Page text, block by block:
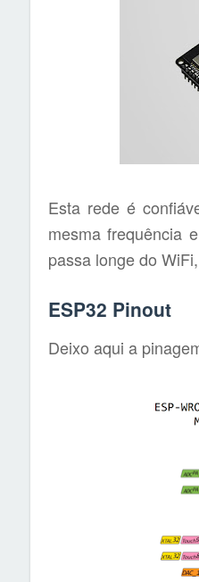
Esta rede é
mesma frequência
passa longe do
ESP32 Pinout
Deixo aqui a